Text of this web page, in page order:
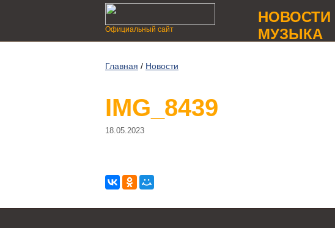
Официальный сайт
НОВОСТИ
МУЗЫКА
Главная / Новости
IMG_8439
18.05.2023